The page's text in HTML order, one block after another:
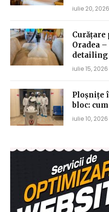
iulie 20, 2026
Oradea
detailing
iulie 15, 2026
Ploșnițe
bloc:
iulie 10, 2026